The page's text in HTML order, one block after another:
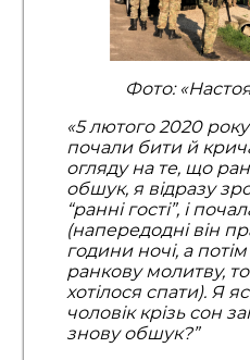
Фото:
«5 лютого 2020
почали бити й
огляду на те, що
обшук, я відразу
“ранні гості”, і
(напередодні він
години ночі, а
ранкову молитву,
хотілося спати). Я
чоловік крізь сон
знову обшук?”